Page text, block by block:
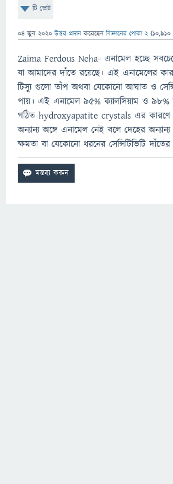
টি ভোট
04 জুন 2020 উত্তর প্রদান করেছেনবিজ্ঞানের পোকা 2 (10,910
Zaima Ferdous Neha- এনামেল হচ্ছে
যা আমাদের দাঁতে রয়েছে। এই এনামেলের
টিস্যু গুলো তাঁপ অথবা যেকোনো আঘাত ও
পায়। এই এনামেল ৯৫% ক্যালসিয়াম ও ৯৮%
গঠিত hydroxyapatite crystals এর
অন্যান্য অঙ্গে এনামেল নেই বলে দেহের
ক্ষমতা বা যেকোনো ধরনের সেন্সিটিভিটি